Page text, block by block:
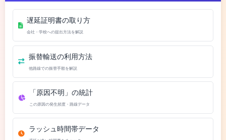
遅延証明書の取り方
会社・学校への提出方法を解説
振替輸送の利用方法
他路線での振替手順を解説
「原因不明」の統計
この原因の発生頻度・路線データ
ラッシュ時間帯データ